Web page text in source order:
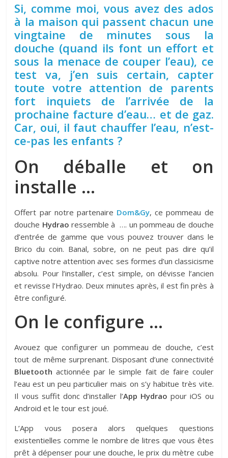
Si, comme moi, vous avez des ados
à la maison qui passent chacun une
vingtaine de minutes sous la
douche (quand ils font un effort et
sous la menace de couper l’eau), ce
test va, j’en suis certain, capter
toute votre attention de parents
fort inquiets de l’arrivée de la
prochaine facture d’eau… et de gaz.
Car, oui, il faut chauffer l’eau, n’est-
ce-pas les enfants ?
On déballe et on
installe …
Offert par notre partenaire Dom&Gy, ce pommeau de
douche Hydrao ressemble à …. un pommeau de douche
d’entrée de gamme que vous pouvez trouver dans le
Brico du coin. Banal, sobre, on ne peut pas dire qu’il
captive notre attention avec ses formes d’un classicisme
absolu. Pour l’installer, c’est simple, on dévisse l’ancien
et revisse l’Hydrao. Deux minutes après, il est fin près à
être configuré.
On le configure …
Avouez que configurer un pommeau de douche, c’est
tout de même surprenant. Disposant d’une connectivité
Bluetooth actionnée par le simple fait de faire couler
l’eau est un peu particulier mais on s’y habitue très vite.
Il vous suffit donc d’installer l’App Hydrao pour iOS ou
Android et le tour est joué.
L’App vous posera alors quelques questions
existentielles comme le nombre de litres que vous êtes
prêt à dépenser pour une douche, le prix du mètre cube